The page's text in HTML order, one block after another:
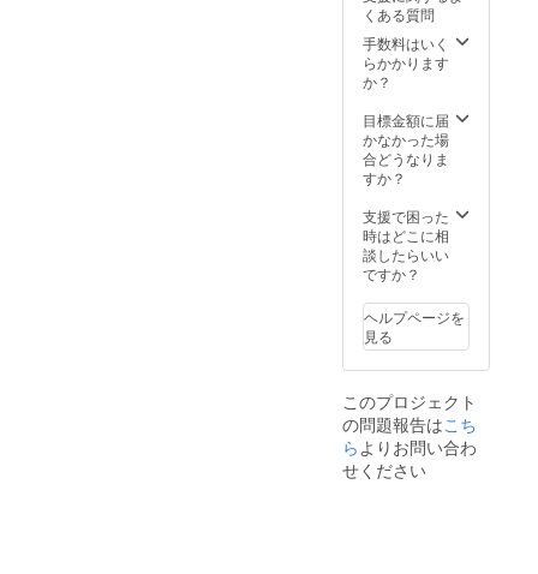
ス 都合
の良い
レンタ
ルス
をご用
意くだ
さい！
レンタ
ペース
の費用
はご負
担お願
いしま
す ※こ
の施術
ではあ
りませ
ん。
復1500
円 ②レ
ンタル
スペー
レンタ
ルス
ペース
さい！
レンタ
ルス
ペース
の費用
はご負
いしま
す
いま
す。 交
通費参
考価格
※1km5
0円計算
になり
mの場
合は750
円、往
復1500
ンタル
スペー
ス 都合
の良い
ルス
ペース
をご用
意くだ
2024年
8月）
ポコ
ちゃで
ライ
バー進
ので、
そこで
発信し
て行き
（今
後、
YouTub
eや）
意ー
メール
より公
式LINE
をして
頂きま
す。 ス
ポン
サー様
んの
Instagr
amQR
コード
・ロゴ
入りエ
プロン
にロゴ
（25
㎝）程
（個人
の場合
シャ
ル） ロ
ゴ受け
取り法
公式
LINEに
ロゴの
PDFを
送って
くある質問
手数料はいく
らかかります
か？
目標金額に届
かなかった場
合どうなりま
すか？
支援で困った
時はどこに相
談したらいい
ですか？
ヘルプページを
見る
このプロジェクト
の問題報告はこち
ら よりお問い合わ
せください